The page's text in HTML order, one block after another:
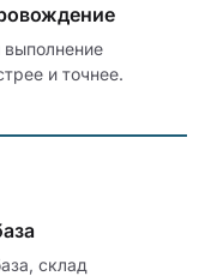
выполнение
и точнее.
склад